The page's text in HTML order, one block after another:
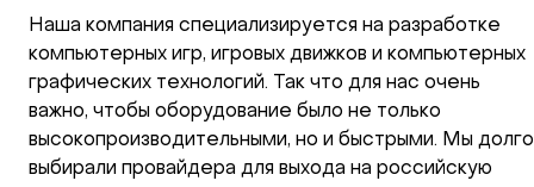
Наша компания специализируется на разработке
компьютерных игр, игровых движков и компьютерных
графических технологий. Так что для нас очень
важно, чтобы оборудование было не только
высокопроизводительными, но и быстрыми. Мы долго
выбирали провайдера для выхода на российскую